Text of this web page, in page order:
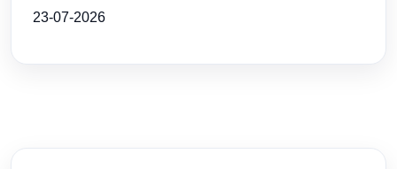
23-07-2026